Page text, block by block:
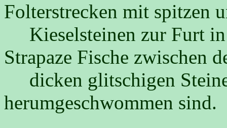
Folterstrecken mit spitzen
Kieselsteinen zur Furt in
Strapaze Fische zwischen
dicken glitschigen
herumgeschwommen sind.